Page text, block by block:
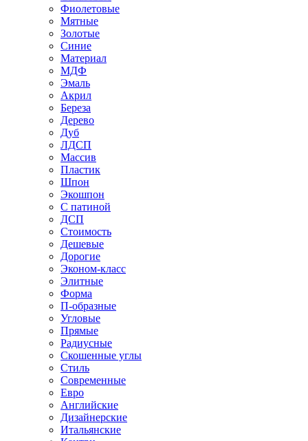
Фиолетовые
Мятные
Золотые
Синие
Материал
МДФ
Эмаль
Акрил
Береза
Дерево
Дуб
ЛДСП
Массив
Пластик
Шпон
Экошпон
С патиной
ДСП
Стоимость
Дешевые
Дорогие
Эконом-класс
Элитные
Форма
П-образные
Угловые
Прямые
Радиусные
Скошенные углы
Стиль
Современные
Евро
Английские
Дизайнерские
Итальянские